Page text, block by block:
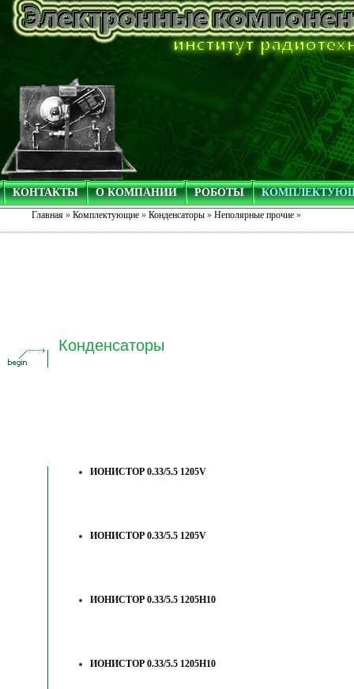
КОНТАКТЫ О КОМПАНИИ РОБОТЫ
Главная » Комплектующие » Конденсаторы » Неполярные прочие »
Конденсаторы
ИОНИСТОР 0.33/5.5 1205V
ИОНИСТОР 0.33/5.5 1205V
ИОНИСТОР 0.33/5.5 1205H10
ИОНИСТОР 0.33/5.5 1205H10